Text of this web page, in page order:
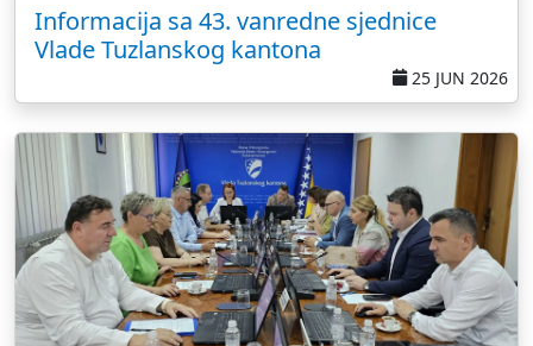
Informacija sa 43. vanredne sjednice
Vlade Tuzlanskog kantona
25 JUN 2026